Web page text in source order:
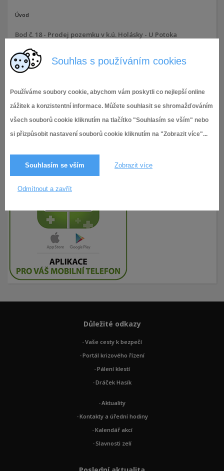
Souhlas s používáním cookies
Používáme soubory cookie, abychom vám poskytli co nejlepší online
zážitek a konzistentní informace. Můžete souhlasit se shromažďováním
všech souborů cookie kliknutím na tlačítko "Souhlasím se vším" nebo
si přizpůsobit nastavení souborů cookie kliknutím na "Zobrazit více"...
Souhlasím se vším Zobrazit více
Odmítnout a zavřít
Úvod
Bod č. 18 - Prodej pozemku v k.ú. Holásky - U Potoka
83× zobrazeno
18.4.2024
Důležité odkazy
Vaše cesty k bezpečí
Portál krizového řízení
Pálení klestí
Dráček Hasík
Aktuality
Kontakty a úřední hodiny
Kalendář akcí
Slavnosti zelí